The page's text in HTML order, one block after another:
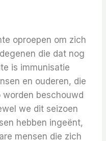
oproepen om zich
die dat nog
is immunisatie
en ouderen, die
beschouwd
we dit seizoen
hebben ingeënt,
mensen die zich